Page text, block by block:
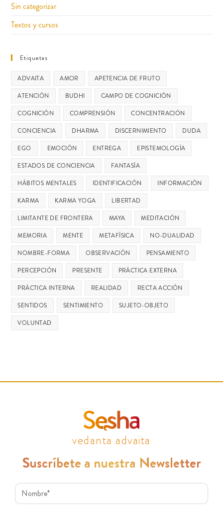
Sin categorizar
Textos y cursos
Etiquetas
ADVAITA AMOR
APETENCIA DE FRUTO
ATENCIÓN
BUDHI
CAMPO DE COGNICIÓN
COGNICIÓN
COMPRENSIÓN
CONCENTRACIÓN
CONCIENCIA
DHARMA DISCERNIMIENTO
DUDA
EGO
EMOCIÓN ENTREGA
EPISTEMOLOGÍA
ESTADOS DE CONCIENCIA
FANTASÍA
HÁBITOS MENTALES
IDENTIFICACIÓN
INFORMACIÓN
KARMA
KARMA YOGA
LIBERTAD
LIMITANTE DE FRONTERA
MAYA
MEDITACIÓN
MEMORIA
MENTE METAFÍSICA
NO-DUALIDAD
NOMBRE-FORMA
OBSERVACIÓN
PENSAMIENTO
PERCEPCIÓN
PRESENTE
PRÁCTICA EXTERNA
PRÁCTICA INTERNA
REALIDAD
RECTA ACCIÓN
SENTIDOS
SENTIMIENTO
SUJETO-OBJETO
VOLUNTAD
vedanta advaita
Suscríbete a nuestra Newsletter